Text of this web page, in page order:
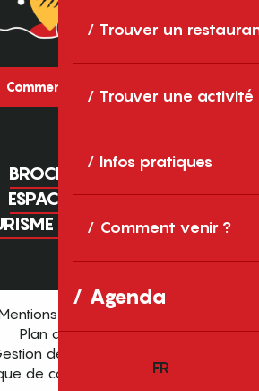
Trouver un
Trouver une activité
Infos pratiques
Comment venir ?
Agenda
FR
Comment venir ?
BROCHURES
ESPACE PRO
D'AFFAIRES
légales
Plan du site
des cookies
de confidentialité